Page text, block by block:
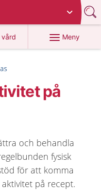
vård
Meny
på
och behandla
fysisk
för att komma
på recept.